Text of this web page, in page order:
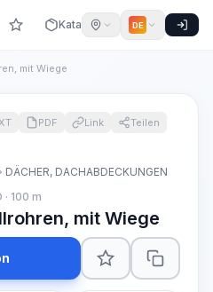
Katalog DE
mit Wiege
PDF Link
Teilen
DÄCHER, DACHABDECKUNGEN
100 m
mit Wiege